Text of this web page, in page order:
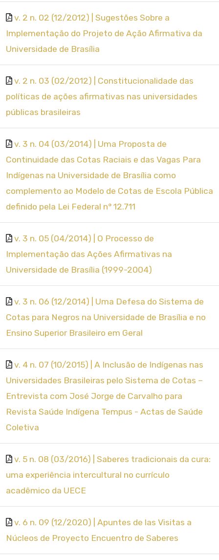
v. 2 n. 02 (12/2012) | Sugestões Sobre a
Implementação do Projeto de Ação Afirmativa da
Universidade de Brasília
v. 2 n. 03 (02/2012) | Constitucionalidade das
políticas de ações afirmativas nas universidades
públicas brasileiras
v. 3 n. 04 (03/2014) | Uma Proposta de
Continuidade das Cotas Raciais e das Vagas Para
Indígenas na Universidade de Brasília como
complemento ao Modelo de Cotas de Escola Pública
definido pela Lei Federal n° 12.711
v. 3 n. 05 (04/2014) | O Processo de
Implementação das Ações Afirmativas na
Universidade de Brasília (1999-2004)
v. 3 n. 06 (12/2014) | Uma Defesa do Sistema de
Cotas para Negros na Universidade de Brasília e no
Ensino Superior Brasileiro em Geral
v. 4 n. 07 (10/2015) | A Inclusão de Indígenas nas
Universidades Brasileiras pelo Sistema de Cotas –
Entrevista com José Jorge de Carvalho para
Revista Saúde Indígena Tempus - Actas de Saúde
Coletiva
v. 5 n. 08 (03/2016) | Saberes tradicionais da cura:
uma experiência intercultural no currículo
acadêmico da UECE
v. 6 n. 09 (12/2020) | Apuntes de las Visitas a
Núcleos de Proyecto Encuentro de Saberes